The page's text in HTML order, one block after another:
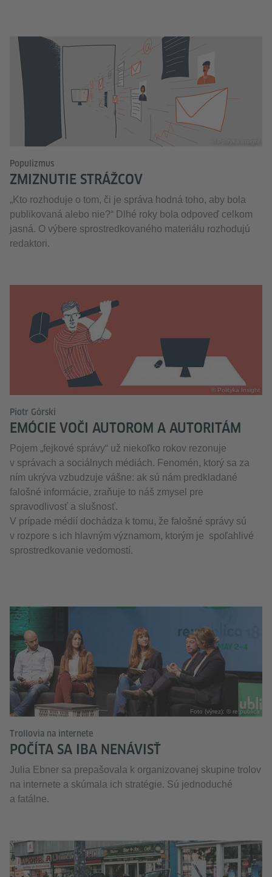
Populizmus
ZMIZNUTIE STRÁŽCOV
„Kto rozhoduje o tom, či je správa hodná toho, aby bola
publikovaná alebo nie?“ Dlhé roky bola odpoveď celkom
jasná. O výbere sprostredkovaného materiálu rozhodujú
redaktori.
© Polityka Insight
Piotr Górski
EMÓCIE VOČI AUTOROM A AUTORITÁM
Pojem „fejkové správy“ už niekoľko rokov rezonuje
v správach a sociálnych médiách. Fenomén, ktorý sa za
ním ukrýva vzbudzuje vášne: ak sú nám predkladané
falošné informácie, zraňuje to náš zmysel pre
spravodlivosť a slušnosť.
V prípade médií dochádza k tomu, že falošné správy sú
v rozpore s ich hlavným významom, ktorým je spoľahlivé
sprostredkovanie vedomostí.
Foto (výrez): © re:publica
Trollovia na internete
POČÍTA SA IBA NENÁVISŤ
Julia Ebner sa prepašovala k organizovanej skupine trolov
na internete a skúmala ich stratégie. Sú jednoduché
a fatálne.